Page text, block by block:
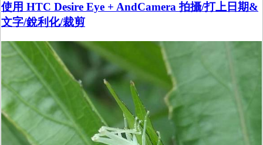
使用 HTC Desire Eye + AndCamera 拍攝/打上日期&
文字/銳利化/裁剪